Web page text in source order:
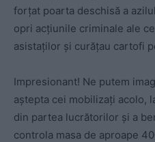
forțat poarta deschisă a
opri acțiunile criminale ale
asistaților și curățau cartofi
Impresionant! Ne putem
aștepta cei mobilizați acolo,
din partea lucrătorilor și a
controla masa de aproape